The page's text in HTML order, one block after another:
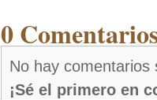
0
No hay
¡Sé el primero en